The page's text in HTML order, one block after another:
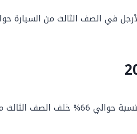
من السيارة.